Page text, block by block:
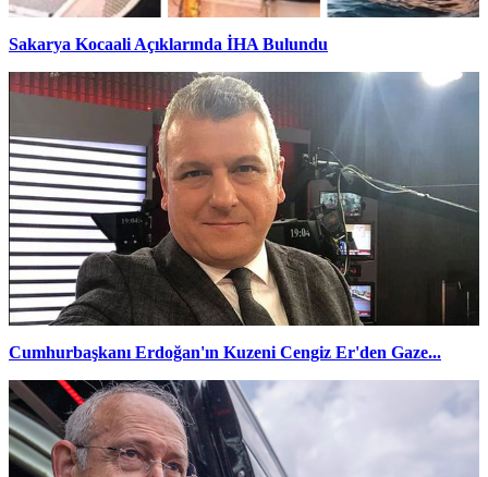
Sakarya Kocaali Açıklarında İHA Bulundu
Cumhurbaşkanı Erdoğan'ın Kuzeni Cengiz Er'den Gaze...